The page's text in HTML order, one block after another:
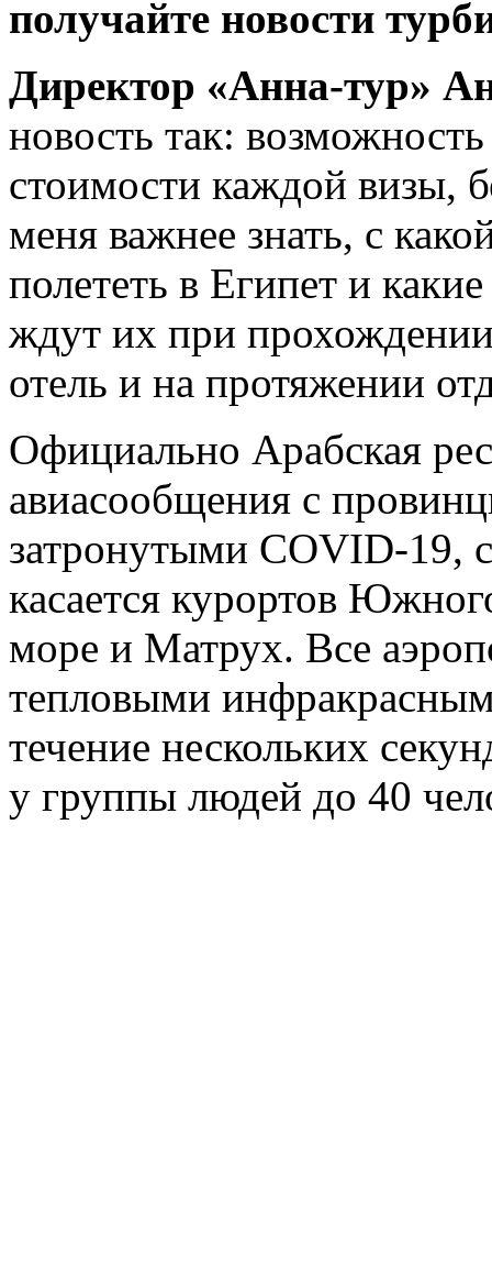
получайте новости
Директор «Анна-тур»
новость так:
стоимости каждой визы,
меня важнее знать, с
полететь в Египет и
ждут их при
отель и на протяжении
Официально Арабская
авиасообщения с
затронутыми COVID-19,
касается курортов
море и Матрух. Все
тепловыми
течение нескольких
у группы людей до 40